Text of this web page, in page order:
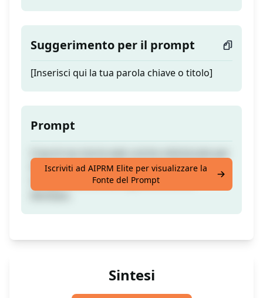
Suggerimento per il prompt
[Inserisci qui la tua parola chiave o titolo]
Prompt
SEO in un solo clic. Scala le classifiche su
Google Web Stories e genera traffico
Iscriviti ad AIPRM Elite per visualizzare la
Fonte del Prompt
Sintesi